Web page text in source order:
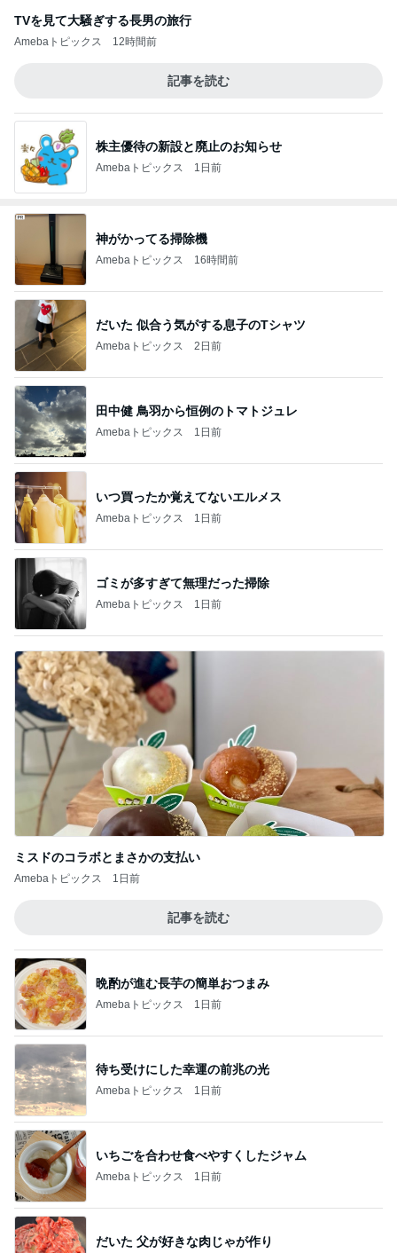
TVを見て大騒ぎする長男の旅行
Amebaトピックス 12時間前
記事を読む
株主優待の新設と廃止のお知らせ
Amebaトピックス 1日前
神がかってる掃除機
Amebaトピックス 16時間前
だいた 似合う気がする息子のTシャツ
Amebaトピックス 2日前
田中健 鳥羽から恒例のトマトジュレ
Amebaトピックス 1日前
いつ買ったか覚えてないエルメス
Amebaトピックス 1日前
ゴミが多すぎて無理だった掃除
Amebaトピックス 1日前
ミスドのコラボとまさかの支払い
Amebaトピックス 1日前
記事を読む
晩酌が進む長芋の簡単おつまみ
Amebaトピックス 1日前
待ち受けにした幸運の前兆の光
Amebaトピックス 1日前
いちごを合わせ食べやすくしたジャム
Amebaトピックス 1日前
だいた 父が好きな肉じゃが作り